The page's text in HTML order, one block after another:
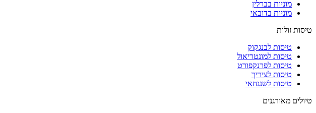
מוניות בברלין
מוניות בדובאי
טיסות זולות
טיסות לבנגקוק
טיסות למונטריאול
טיסות לפרנקפורט
טיסות לציריך
טיסות לשנגחאי
טיולים מאורגנים